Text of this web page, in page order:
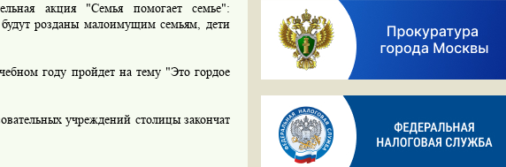
акция "Семья помогает семье":
розданы малоимущим семьям, дети
году пройдет на тему "Это гордое
учреждений столицы закончат